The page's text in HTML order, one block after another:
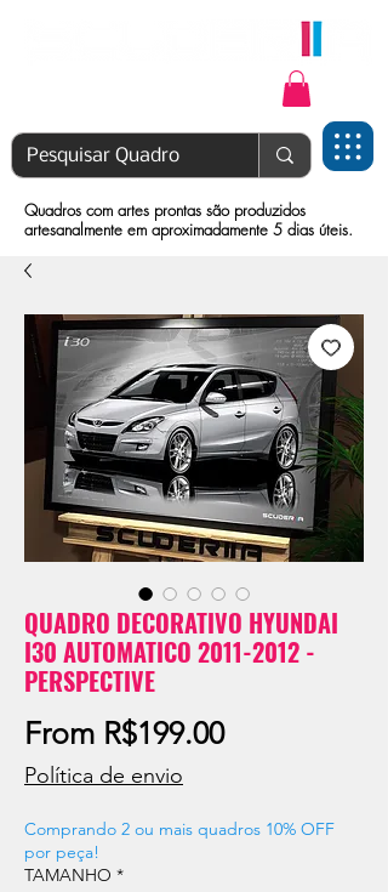
Quadros com artes prontas são produzidos
artesanalmente em aproximadamente 5 dias úteis.
QUADRO DECORATIVO HYUNDAI
I30 AUTOMATICO 2011-2012 -
PERSPECTIVE
From R$199.00Sale
Política de envio
Comprando 2 ou mais quadros 10% OFF
por peça!
TAMANHO *